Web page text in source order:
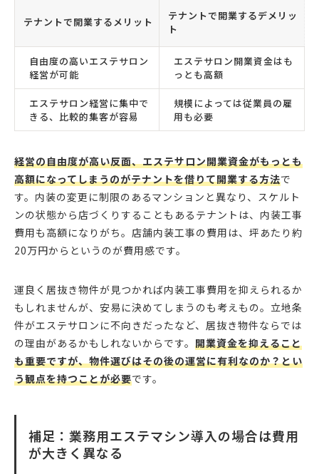
テナントで開業するメリット
テナントで開業するデメリッ
ト
自由度の高いエステサロン
経営が可能
エステサロン開業資金はも
っとも高額
エステサロン経営に集中で
きる、比較的集客が容易
規模によっては従業員の雇
用も必要
経営の自由度が高い反面、エステサロン開業資金がもっとも
高額になってしまうのがテナントを借りて開業する方法で
す。内装の変更に制限のあるマンションと異なり、スケルト
ンの状態から店づくりすることもあるテナントは、内装工事
費用も高額になりがち。店舗内装工事の費用は、坪あたり約
20万円からというのが費用感です。
運良く居抜き物件が見つかれば内装工事費用を抑えられるか
もしれませんが、安易に決めてしまうのも考えもの。立地条
件がエステサロンに不向きだったなど、居抜き物件ならでは
の理由があるかもしれないからです。 開業資金を抑えること
も重要ですが、物件選びはその後の運営に有利なのか？とい
う観点を持つことが必要です。
補足：業務用エステマシン導入の場合は費用
が大きく異なる